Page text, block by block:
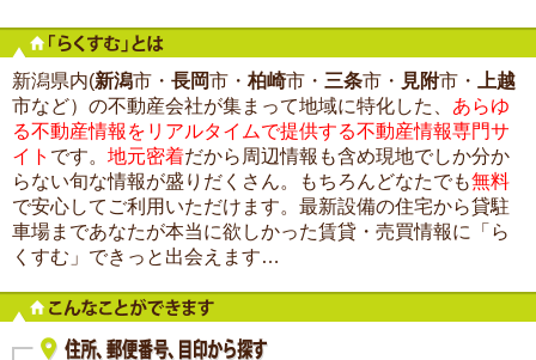
新潟県内(新潟市・ 長岡市・柏崎市・ 三条市・ 見附市・
上越
市など）の不動産会社が集まって地域に特化した、 あらゆ
る不動産情報をリアルタイムで提供する不動産情報専門サ
イト です。 地元密着だから周辺情報も含め現地でしか分か
らない旬な情報が盛りだくさん。もちろんどなたでも無料
で安心してご利用いただけます。最新設備の住宅から貸駐
車場まであなたが本当に欲しかった賃貸・売買情報に「ら
くすむ」できっと出会えます…